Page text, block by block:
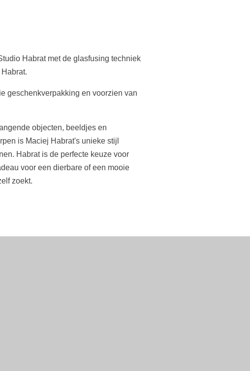
Habrat met de glasfusing techniek
geschenkverpakking en voorzien van
objecten, beeldjes en
is Maciej Habrat's unieke stijl
Habrat is de perfecte keuze voor
voor een dierbare of een mooie
zoekt.